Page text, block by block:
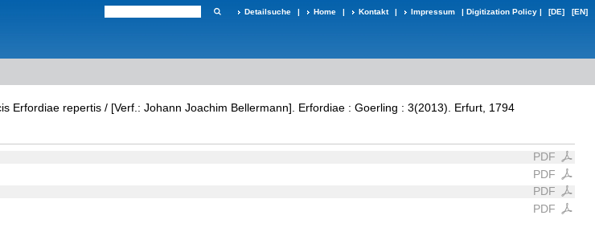
Detailsuche | Home | Kontakt | Impressum | Digitization Policy | [DE] [EN]
Erfordiae repertis / [Verf.: Johann Joachim Bellermann]. Erfordiae : Goerling : 3(2013). Erfurt, 1794
PDF
PDF
PDF
PDF